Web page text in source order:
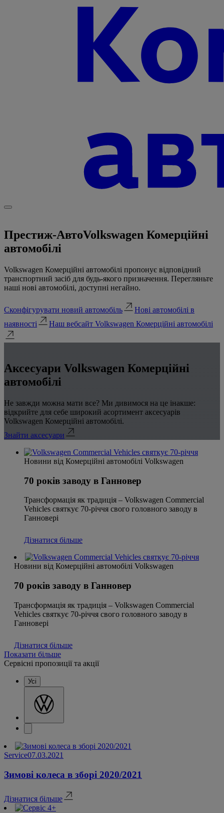
Престиж-АвтоVolkswagen Комерційні
автомобілі
Volkswagen Комерційні автомобілі пропонує відповідний
транспортний засіб для будь-якого призначення. Перегляньте
наші нові автомобілі, доступні негайно.
Сконфігурувати новий автомобіль
Нові автомобілі в
наявності
Наш вебсайт Volkswagen Комерційні автомобілі
Аксесуари Volkswagen Комерційні
автомобілі
Не завжди можна мати все? Ми дивимося на це інакше:
відкрийте для себе широкий асортимент аксесуарів
Volkswagen Комерційні автомобілі.
Знайти аксесуари
Новини від Комерційні автомобілі Volkswagen
70 років заводу в Ганновер
Трансформація як традиція – Volkswagen Commercial
Vehicles святкує 70-річчя свого головного заводу в
Ганновері
Дізнатися більше
Новини від Комерційні автомобілі Volkswagen
70 років заводу в Ганновер
Трансформація як традиція – Volkswagen Commercial
Vehicles святкує 70-річчя свого головного заводу в
Ганновері
Дізнатися більше
Показати більше
Сервісні пропозиції та акції
Усі
Service07.03.2021
Зимові колеса в зборі 2020/2021
Дізнатися більше